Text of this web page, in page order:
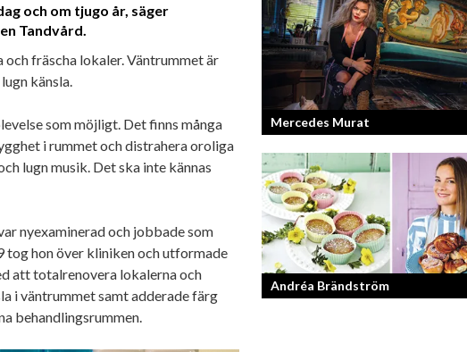
och om tjugo år, säger
Tandvård.
fräscha lokaler. Väntrummet är
känsla.
som möjligt. Det finns många
i rummet och distrahera oroliga
lugn musik. Det ska inte kännas
nyexaminerad och jobbade som
tog hon över kliniken och utformade
att totalrenovera lokalerna och
i väntrummet samt adderade färg
behandlingsrummen.
Mercedes Murat
Konstnären som balanserar
med hårt fysiskt arbete.
Andréa Brändström